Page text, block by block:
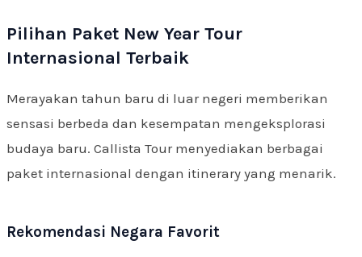
Pilihan Paket New Year Tour
Internasional Terbaik
Merayakan tahun baru di luar negeri memberikan
sensasi berbeda dan kesempatan mengeksplorasi
budaya baru. Callista Tour menyediakan berbagai
paket internasional dengan itinerary yang menarik.
Rekomendasi Negara Favorit